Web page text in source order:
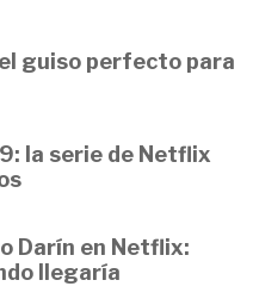
guiso perfecto para
la serie de Netflix
Darín en Netflix:
llegaría